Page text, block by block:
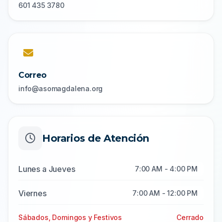
601 435 3780
Correo
info@asomagdalena.org
Horarios de Atención
Lunes a Jueves 7:00 AM - 4:00 PM
Viernes 7:00 AM - 12:00 PM
Sábados, Domingos y Festivos Cerrado